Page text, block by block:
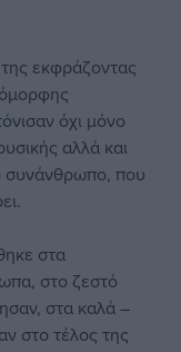
εκφράζοντας
όχι μόνο
αλλά και
συνάνθρωπο, που
στα
στο ζεστό
στα καλά –
στο τέλος της